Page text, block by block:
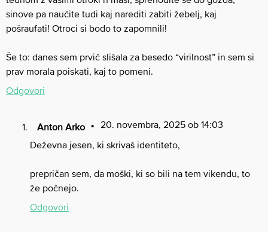
sinove pa naučite tudi kaj narediti zabiti žebelj, kaj
pošraufati! Otroci si bodo to zapomnili!
Še to: danes sem prvič slišala za besedo “virilnost” in sem si
prav morala poiskati, kaj to pomeni.
Odgovori
Anton Arko
20. novembra, 2025 ob 14:03
Deževna jesen, ki skrivaš identiteto,
prepričan sem, da moški, ki so bili na tem vikendu, to
že počnejo.
Odgovori